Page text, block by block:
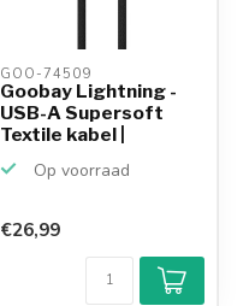
GOO-74509
Goobay Lightning -
USB-A Supersoft
Textile kabel |
Op voorraad
€26,99